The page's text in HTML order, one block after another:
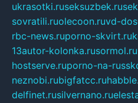
ukrasotki.ruseksuzbek.ru
sovratili.ruolecoon.ruvd-
rbc-news.ruporno-skvirt.ru
13autor-kolonka.rusormol.ru
hostserve.ruporno-na-
neznobi.rubigfatcc.ru
delfinet.rusilvernano.ru